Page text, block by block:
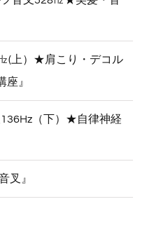
(上）★肩こり・デコル
』
（下）★自律神経
叉』